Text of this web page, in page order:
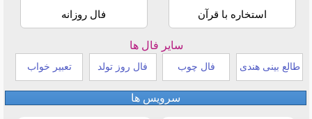
استخاره با قرآن فال روزانه
سایر فال ها
طالع بینی هندی فال چوب فال روز تولد تعبیر خواب
سرویس ها